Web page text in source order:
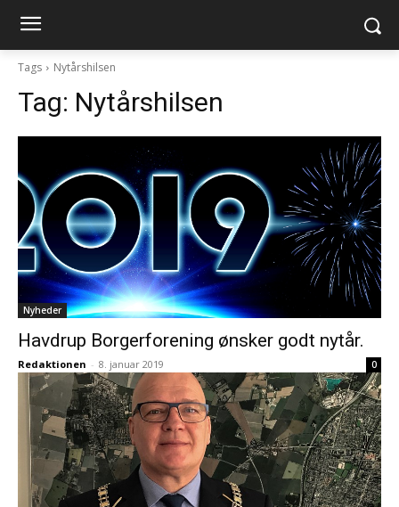
Tags Nytårshilsen
Tag: Nytårshilsen
Nyheder
Havdrup Borgerforening ønsker godt nytår.
Redaktionen - 8. januar 2019 0